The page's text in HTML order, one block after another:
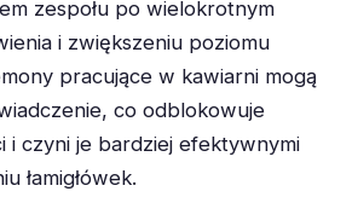
zespołu po wielokrotnym
i zwiększeniu poziomu
pracujące w kawiarni mogą
co odblokowuje
i czyni je bardziej efektywnymi
łamigłówek.